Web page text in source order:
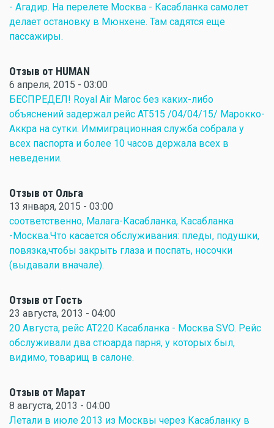
- Агадир. На перелете Москва - Касабланка самолет
делает остановку в Мюнхене. Там садятся еще
пассажиры.
Отзыв от HUMAN
6 апреля, 2015 - 03:00
БЕСПРЕДЕЛ! Royal Air Maroc без каких-либо
объяснений задержал рейс AT515 /04/04/15/ Марокко-
Аккра на сутки. Иммиграционная служба собрала у
всех паспорта и более 10 часов держала всех в
неведении.
Отзыв от Ольга
13 января, 2015 - 03:00
соответственно, Малага-Касабланка, Касабланка
-Москва.Что касается обслуживания: пледы, подушки,
повязка,чтобы закрыть глаза и поспать, носочки
(выдавали вначале).
Отзыв от Гость
23 августа, 2013 - 04:00
20 Августа, рейс AT220 Касабланка - Москва SVO. Рейс
обслуживали два стюарда парня, у которых был,
видимо, товарищ в салоне.
Отзыв от Марат
8 августа, 2013 - 04:00
Летали в июле 2013 из Москвы через Касабланку в